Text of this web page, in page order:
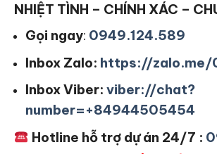
NHIỆT TÌNH – CHÍNH XÁC –
Gọi ngay: 0949.124.589
Inbox Zalo: https://zalo.me/
Inbox Viber: viber://chat?
number=+84944505454
Hotline hỗ trợ dự án 24/7 :